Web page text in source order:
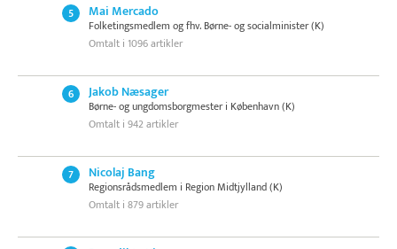
5 Mai Mercado
Folketingsmedlem og fhv. Børne- og socialminister (K)
Omtalt i 1096 artikler
6 Jakob Næsager
Børne- og ungdomsborgmester i København (K)
Omtalt i 942 artikler
7 Nicolaj Bang
Regionsrådsmedlem i Region Midtjylland (K)
Omtalt i 879 artikler